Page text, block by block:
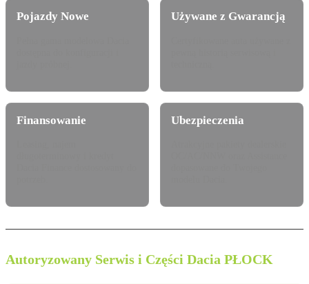
Pojazdy Nowe Używane z Gwarancją
Finansowanie Ubezpieczenia
Autoryzowany Serwis i Części Dacia PŁOCK